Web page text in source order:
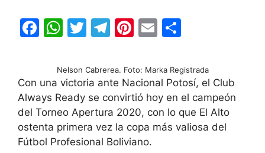
F
e
b
o
o
W
at
s
A
p
p
T
itt
er
T
e
gr
a
m
Pi
er
e
st
E
ai
l
m
p
ar
tir
Nelson Cabrerea. Foto: Marka Registrada
Con una victoria ante Nacional Potosí, el Club
Always Ready se convirtió hoy en el campeón
del Torneo Apertura 2020, con lo que El Alto
ostenta primera vez la copa más valiosa del
Fútbol Profesional Boliviano.